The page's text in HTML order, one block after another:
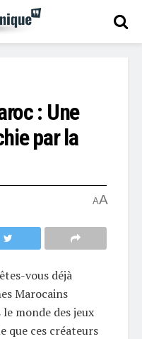
: Une
par la
AA
vous déjà
Marocains
monde des jeux
que ces créateurs